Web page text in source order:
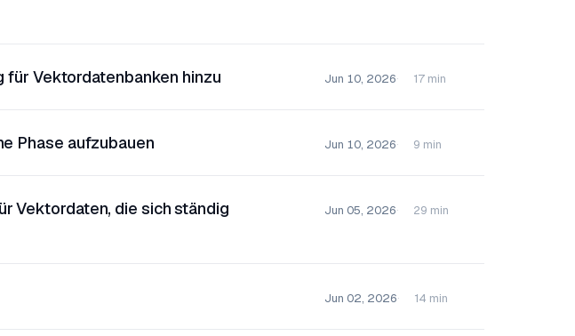
Vektordatenbanken hinzu Jun 10, 2026 17 min
Phase aufzubauen Jun 10, 2026 9 min
Vektordaten, die sich ständig
Jun 05, 2026 29 min
Jun 02, 2026 14 min